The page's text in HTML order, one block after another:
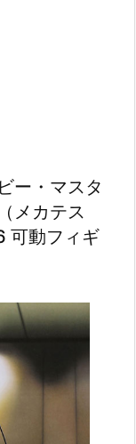
ー・マスタ
メカテス
可動フィギ